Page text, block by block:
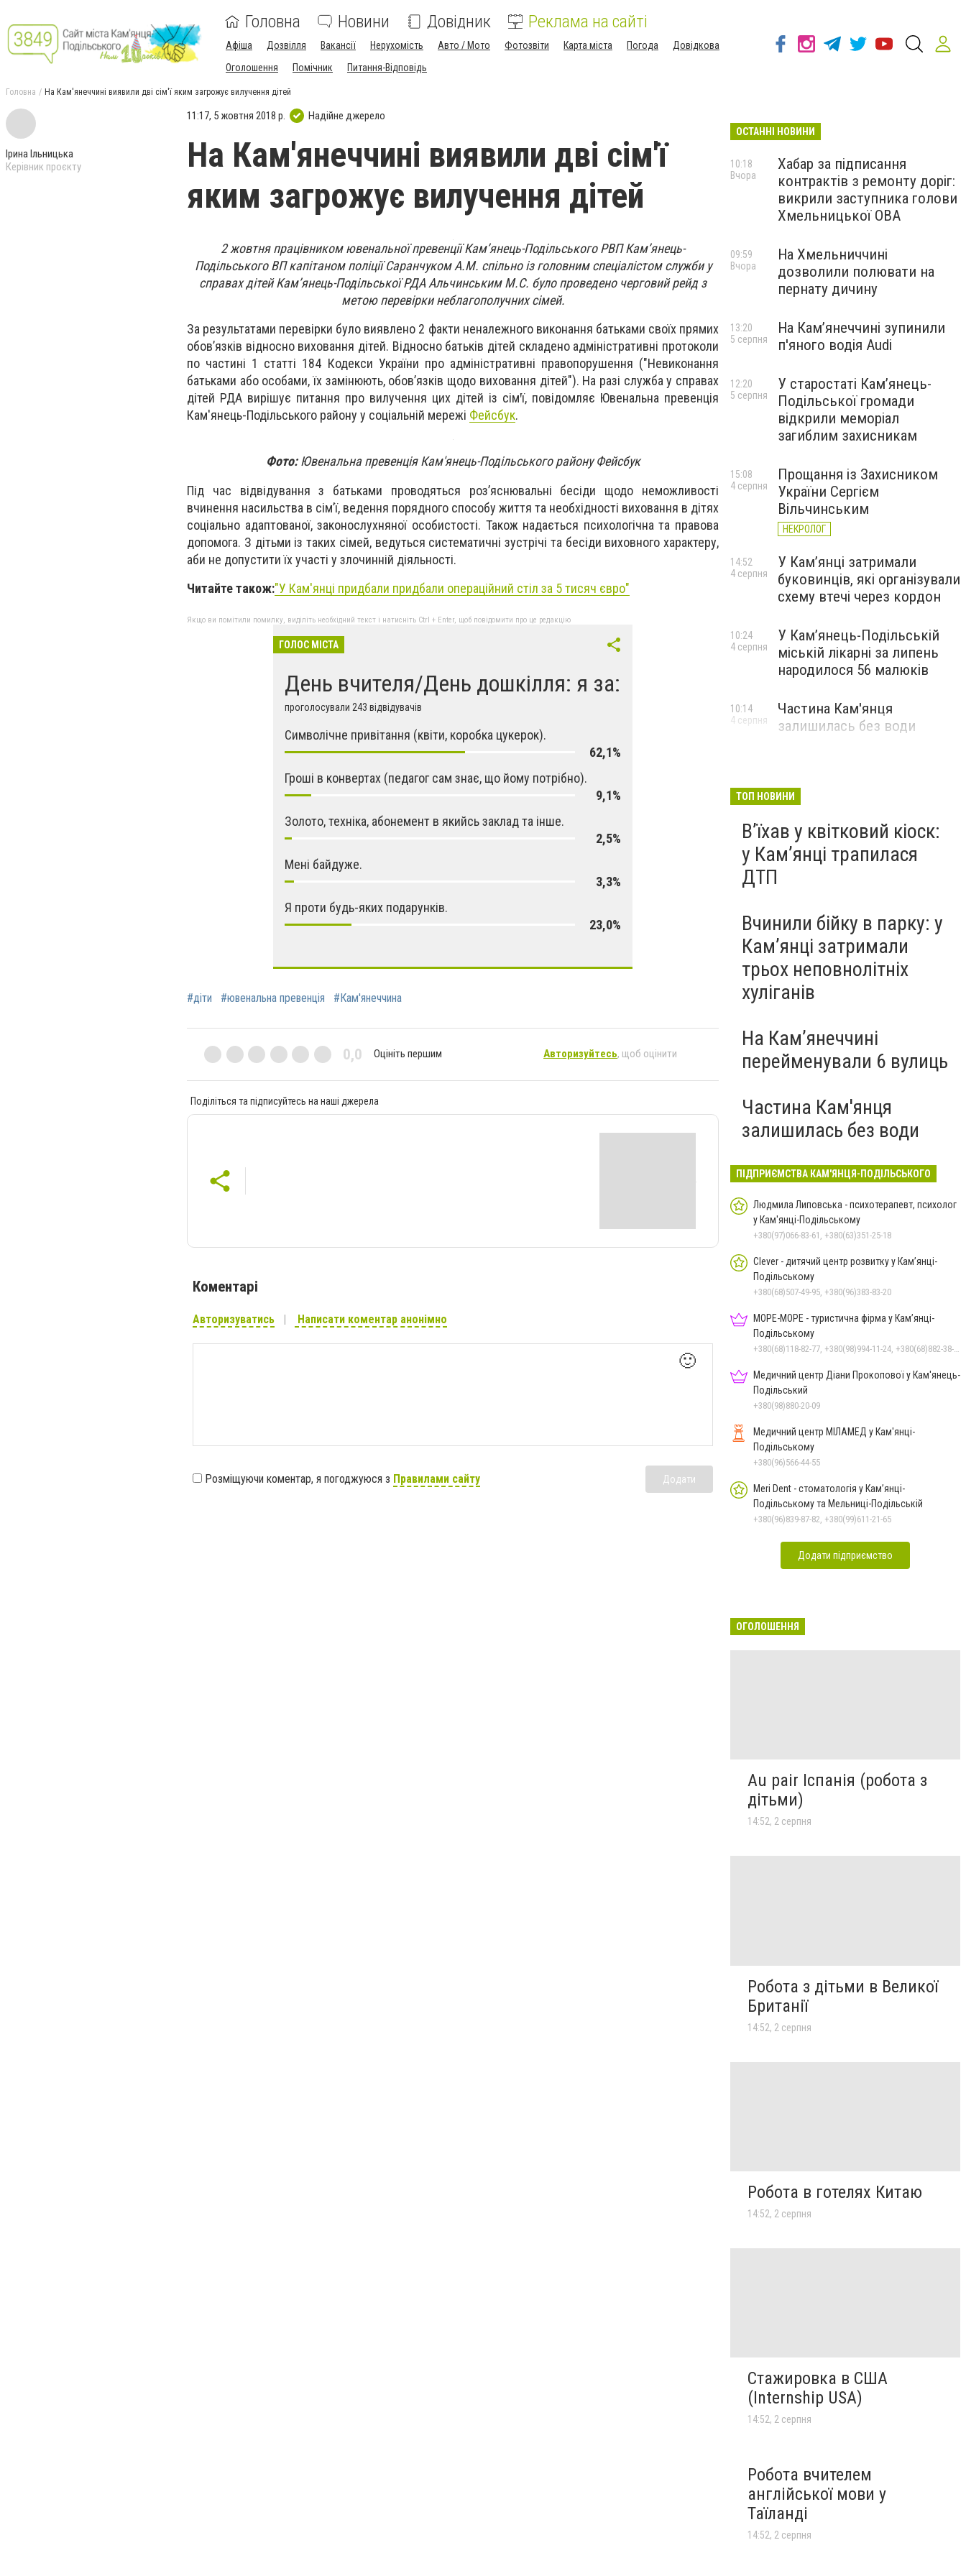
Головна Новини Довідник Реклама на сайті
Афіша Дозвілля Вакансії Нерухомість Авто / Мото Фотозвіти Карта міста Погода
Довідкова
Оголошення
Помічник Питання-Відповідь
Головна На Кам'янеччині виявили дві сім'ї яким загрожує вилучення дітей
Ірина Ільницька
Керівник проєкту
11:17, 5 жовтня 2018 р. Надійне джерело
На Кам'янеччині виявили дві сім'ї
яким загрожує вилучення дітей
2 жовтня працівником ювенальної превенції Кам’янець-Подільського РВП Кам’янець-
Подільського ВП капітаном поліції Саранчуком А.М. спільно із головним спеціалістом служби у
справах дітей Кам’янець-Подільської РДА Альчинським М.С. було проведено черговий рейд з
метою перевірки неблагополучних сімей.
За результатами перевірки було виявлено 2 факти неналежного виконання батьками своїх прямих
обов’язків відносно виховання дітей. Відносно батьків дітей складено адміністративні протоколи
по частині 1 статті 184 Кодекси України про адміністративні правопорушення ("Невиконання
батьками або особами, їх замінюють, обов’язків щодо виховання дітей"). На разі служба у справах
дітей РДА вирішує питання про вилучення цих дітей із сімꞌї, повідомляє Ювенальна превенція
Кам'янець-Подільського району у соціальній мережі Фейсбук.
Фото:Ювенальна превенція Кам'янець-Подільського району Фейсбук
Під час відвідування з батьками проводяться роз’яснювальні бесіди щодо неможливості
вчинення насильства в сім’ї, ведення порядного способу життя та необхідності виховання в дітях
соціально адаптованої, законослухняної особистості. Також надається психологічна та правова
допомога. З дітьми із таких сімей, ведуться систематичні зустрічі та бесіди виховного характеру,
аби не допустити їх участі у злочинній діяльності.
Читайте також:"У Кам'янці придбали придбали операційний стіл за 5 тисяч євро"
Якщо ви помітили помилку, виділіть необхідний текст і натисніть Ctrl + Enter, щоб повідомити про це редакцію
ГОЛОС МІСТА
День вчителя/День дошкілля: я за:
проголосували 243 відвідувачів
Символічне привітання (квіти, коробка цукерок).
62,1%
Гроші в конвертах (педагог сам знає, що йому потрібно).
9,1%
Золото, техніка, абонемент в якийсь заклад та інше.
2,5%
Мені байдуже.
3,3%
Я проти будь-яких подарунків.
23,0%
#діти #ювенальна превенція #Кам'янеччина
0,0 Оцініть першим Авторизуйтесь, щоб оцінити
Поділіться та підписуйтесь на наші джерела
Коментарі
Авторизуватись Написати коментар анонімно
🙂
Розміщуючи коментар, я погоджуюся з Правилами сайту Додати
ОСТАННІ НОВИНИ
Хабар за підписання
контрактів з ремонту доріг:
викрили заступника голови
Хмельницької ОВА
10:18
Вчора
На Хмельниччині
дозволили полювати на
пернату дичину
09:59
Вчора
На Камʼянеччині зупинили
п'яного водія Audi
13:20
5 серпня
У старостаті Кам’янець-
Подільської громади
відкрили меморіал
загиблим захисникам
12:20
5 серпня
Прощання із Захисником
України Сергієм
Вільчинським
НЕКРОЛОГ
15:08
4 серпня
У Кам’янці затримали
буковинців, які організували
схему втечі через кордон
14:52
4 серпня
У Кам’янець-Подільській
міській лікарні за липень
народилося 56 малюків
10:24
4 серпня
Частина Кам'янця
залишилась без води
10:14
4 серпня
ТОП НОВИНИ
Вʼїхав у квітковий кіоск:
у Камʼянці трапилася
ДТП
Вчинили бійку в парку: у
Кам’янці затримали
трьох неповнолітніх
хуліганів
На Камʼянеччині
перейменували 6 вулиць
Частина Кам'янця
залишилась без води
ПІДПРИЄМСТВА КАМ'ЯНЦЯ-ПОДІЛЬСЬКОГО
Людмила Липовська - психотерапевт, психолог
у Кам'янці-Подільському
+380(97)066-83-61, +380(63)351-25-18
Clever - дитячий центр розвитку у Кам’янці-
Подільському
+380(68)507-49-95, +380(96)383-83-20
МОРЕ-МОРЕ - туристична фірма у Кам’янці-
Подільському
+380(68)118-82-77, +380(98)994-11-24, +380(68)882-38-28
Медичний центр Діани Прокопової у Кам'янець-
Подільський
+380(98)880-20-09
Медичний центр МІЛАМЕД у Кам'янці-
Подільському
+380(96)566-44-55
Meri Dent - стоматологія у Кам’янці-
Подільському та Мельниці-Подільській
+380(96)839-87-82, +380(99)611-21-65
Додати підприємство
ОГОЛОШЕННЯ
Au pair Іспанія (робота з
дітьми)
14:52, 2 серпня
Робота з дітьми в Великої
Британії
14:52, 2 серпня
Робота в готелях Китаю
14:52, 2 серпня
Стажировка в США
(Internship USA)
14:52, 2 серпня
Робота вчителем
англійської мови у
Таїланді
14:52, 2 серпня